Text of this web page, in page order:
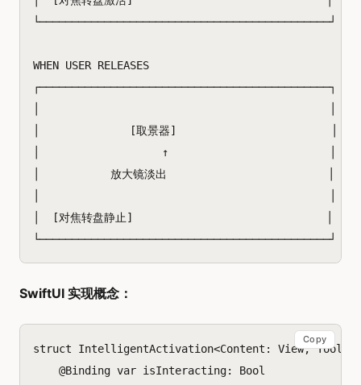
└─────────────────────────────────────────────┘
WHEN USER RELEASES
┌─────────────────────────────────────────────┐
│              [取景器]                        │
│                   ↑                         │
│           放大镜淡出                         │
│  [对焦转盘静止]                              │
SwiftUI 实现概念：
struct IntelligentActivation<Content : View, Tool
@Binding var isInteracting:
Bool
Copy